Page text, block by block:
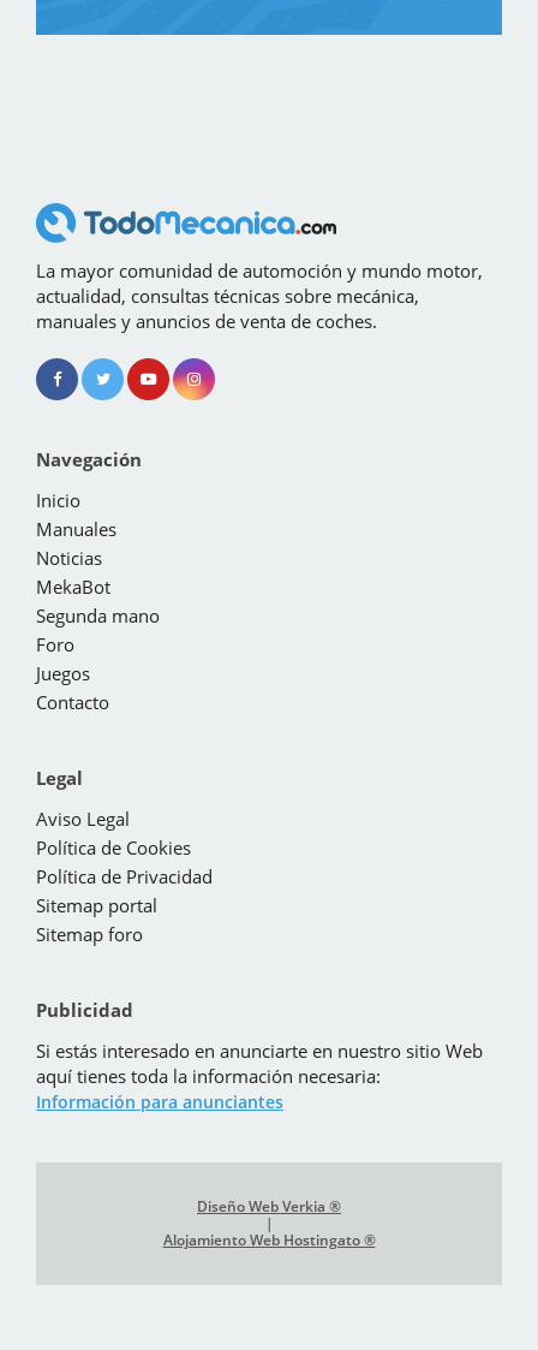
La mayor comunidad de automoción y mundo motor,
actualidad, consultas técnicas sobre mecánica,
manuales y anuncios de venta de coches.
Navegación
Inicio
Manuales
Noticias
MekaBot
Segunda mano
Foro
Juegos
Contacto
Legal
Aviso Legal
Política de Cookies
Política de Privacidad
Sitemap portal
Sitemap foro
Publicidad
Si estás interesado en anunciarte en nuestro sitio Web
aquí tienes toda la información necesaria:
Información para anunciantes
Diseño Web Verkia ®
|
Alojamiento Web Hostingato ®